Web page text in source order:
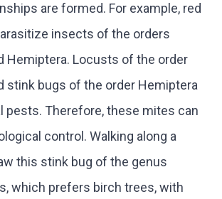
are formed. For example, red
insects of the orders
Hemiptera. Locusts of the order
stink bugs of the order Hemiptera
pests. Therefore, these mites can
control. Walking along a
this stink bug of the genus
which prefers birch trees, with